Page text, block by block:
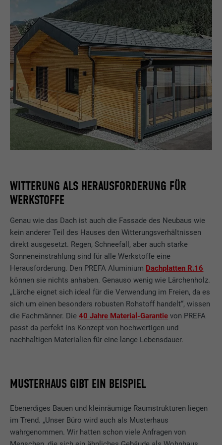
WITTERUNG ALS HERAUSFORDERUNG FÜR
WERKSTOFFE
Genau wie das Dach ist auch die Fassade des Neubaus wie
kein anderer Teil des Hauses den Witterungsverhältnissen
direkt ausgesetzt. Regen, Schneefall, aber auch starke
Sonneneinstrahlung sind für alle Werkstoffe eine
Herausforderung. Den PREFA Aluminium Dachplatten R.16
können sie nichts anhaben. Genauso wenig wie Lärchenholz.
„Lärche eignet sich ideal für die Verwendung im Freien, da es
sich um einen besonders robusten Rohstoff handelt“, wissen
die Fachmänner. Die40 Jahre Material-Garantie von PREFA
passt da perfekt ins Konzept von hochwertigen und
nachhaltigen Materialien für eine lange Lebensdauer.
MUSTERHAUS GIBT EIN BEISPIEL
Ebenerdiges Bauen und kleinräumige Raumstrukturen liegen
im Trend. „Unser Büro wird auch als Musterhaus
wahrgenommen. Wir hatten schon viele Anfragen von